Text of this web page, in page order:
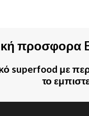
προσφορα
superfood με
το